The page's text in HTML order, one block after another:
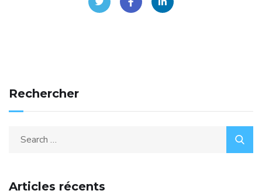
Rechercher
Articles récents